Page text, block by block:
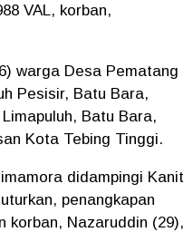
VAL, korban,
warga Desa Pematang
Pesisir, Batu Bara,
Batu Bara,
Kota Tebing Tinggi.
didampingi Kanit
penangkapan
korban, Nazaruddin (29),